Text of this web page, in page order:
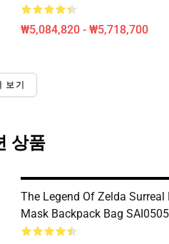
₩5,084,820 - ₩5,718,700
보기
상품
The Legend Of Zelda Surreal
Mask Backpack Bag SAI0505